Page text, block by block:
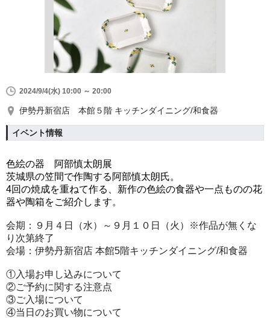
2024/9/4(水) 10:00 ～ 20:00
伊勢丹新宿店 本館５階 キッチンダイニング/和食器
イベント情報
色絵の器 阿部慎太朗展
茨城県の笠間で作陶する阿部慎太朗氏。
4回の焼成を重ねて作る、新作の色絵の食器や一点ものの花
器や陶箱をご紹介します。
会期： ９ 月 ４ 日（水） ～９月１０日（火） ※作品が無くな
り次第終了
会場：伊勢丹新宿店 本館5階キッチンダイニング/和食器
①入場お申し込みについて
②ご予約に関する注意点
③ご入場について
④当日のお買い物について